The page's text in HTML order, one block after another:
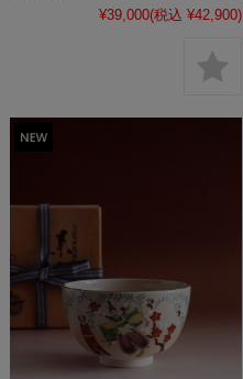
¥39,000(税込 ¥42,900)